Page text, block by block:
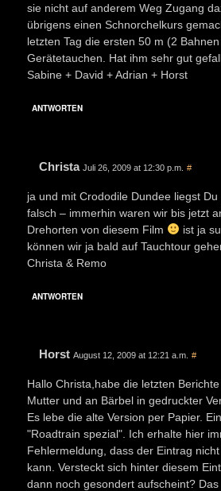
sie nicht auf anderem Weg Zugang
übrigens einen Schnorchelkurs
letzten Tag die ersten 50 m (2
Gerätetauchen. Hat ihm sehr gut
Sabine + David + Adrian + Horst
ANTWORTEN
Christa Juli 26, 2009 at 12:30 p.m. #
ja und mit Crododile Dundee liegst
falsch – immerhin waren wir bis jetzt
Drehorten von diesem Film
ist ja
können wir ja bald auf Tauchtour
Christa & Remo
ANTWORTEN
Horst August 12, 2009 at 12:21 a.m. #
Hallo Christa,habe die letzten
Mutter und an Bärbel in gedruckter
Es lebe die alte Version per Papier.
"Roadtrain spezial". Ich erhalte hier
Fehlermeldung, dass der Eintrag
kann. Versteckt sich hinter diesem
dann noch gesondert aufscheint?